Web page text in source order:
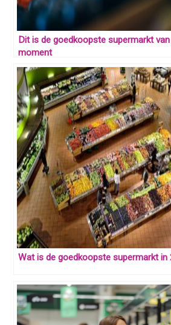
Dit is de goedkoopste supermarkt
moment
Wat is de goedkoopste supermarkt in